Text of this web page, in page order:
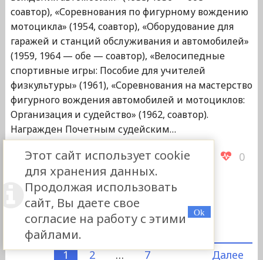
соавтор), «Соревнования по фигурному вождению
мотоцикла» (1954, соавтор), «Оборудование для
гаражей и станций обслуживания и автомобилей»
(1959, 1964 — обе — соавтор), «Велосипедные
спортивные игры: Пособие для учителей
физкультуры» (1961), «Соревнования на мастерство
фигурного вождения автомобилей и мотоциклов:
Организация и судейство» (1962, соавтор).
Награжден Почетным судейским…
0
Подробнее
"Березкин
Василий
Иванович"
Пагинация
1 2 … 7 Далее
Этот сайт использует cookie
для хранения данных.
Продолжая использовать
сайт, Вы даете свое
согласие на работу с этими
файлами.